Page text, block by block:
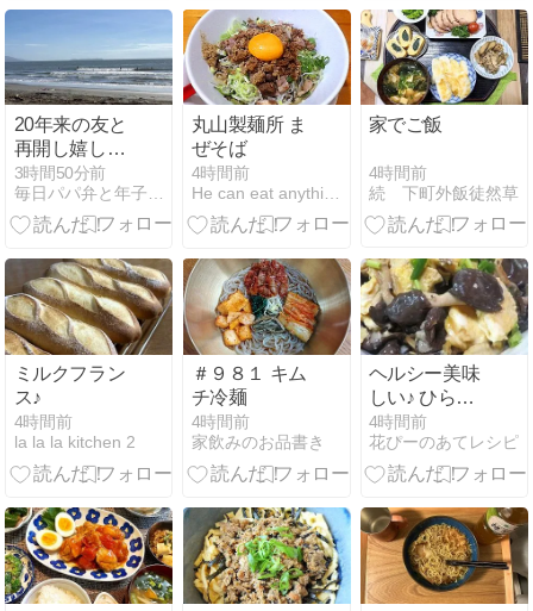
20年来の友と
再開し嬉しか
った事。
3時間50分前
毎日パパ弁と年子３姉妹＋Mダックス
丸山製麺所 ま
ぜそば
4時間前
He can eat anythin but himself
家でご飯
4時間前
続 下町外飯徒然草
ミルクフラン
ス♪
4時間前
la la la kitchen 2
＃９８１ キム
チ冷麺
4時間前
家飲みのお品書き
ヘルシー美味
しい♪ ひらた
けとたまごの
めんつゆバタ
ー炒め
4時間前
花ぴーのあてレシピ